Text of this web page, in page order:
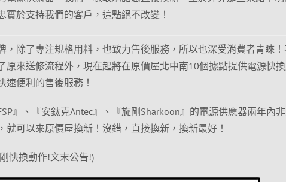
實於支持我們的客戶，這點絕不改變！
，除了專注規格用料，也致力售後服務，所以也深受消費者青睞
原來送修流程外，現在起將在原價屋北中南10個據點提供電源快
速便利的售後服務！
』、『安鈦克Antec』、『旋剛Sharkoon』的電源供應器兩年內
就可以來原價屋換新！沒錯，直接換新，換新最好！
快換動作!文末公告!)